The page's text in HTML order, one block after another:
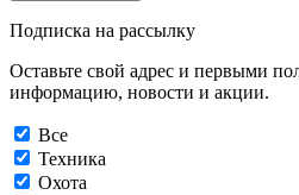
Подписка на рассылку
Оставьте свой адрес и первыми
информацию, новости и акции.
Все
Техника
Охота